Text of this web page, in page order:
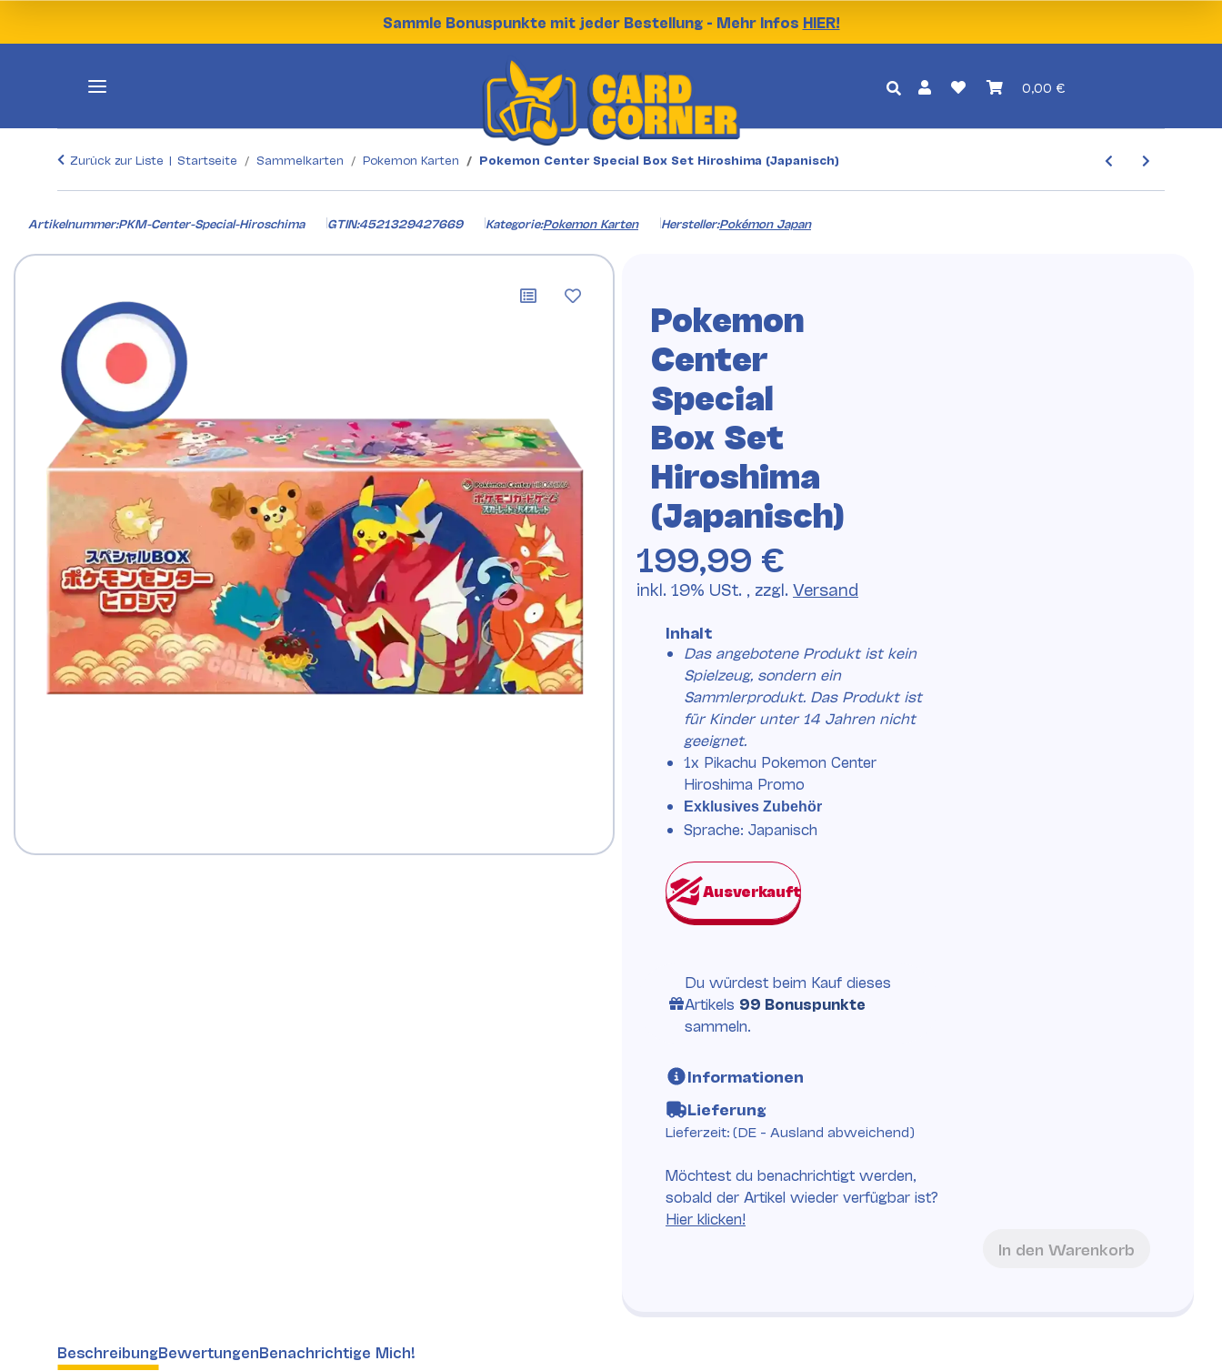
Sammle Bonuspunkte mit jeder Bestellung - Mehr Infos HIER!
0,00 €
Zurück zur Liste Startseite Sammelkarten Pokemon Karten Pokemon Center Special Box Set Hiroshima (Japanisch)
Artikelnummer:PKM-Center-Special-Hiroschima GTIN:4521329427669 Kategorie:Pokemon Karten Hersteller:Pokémon Japan
Pokemon
Center
Special
Box Set
Hiroshima
(Japanisch)
199,99 €
inkl. 19% USt. , zzgl. Versand
Inhalt
Das angebotene Produkt ist kein
Spielzeug, sondern ein
Sammlerprodukt. Das Produkt ist
für Kinder unter 14 Jahren nicht
geeignet.
1x Pikachu Pokemon Center
Hiroshima Promo
Exklusives Zubehör
Sprache: Japanisch
Möchtest du benachrichtigt werden,
sobald der Artikel wieder verfügbar ist?
Hier klicken!
In den Warenkorb
Informationen
Lieferung
Lieferzeit: (DE - Ausland abweichend)
Du würdest beim Kauf dieses
Artikels 99 Bonuspunkte
sammeln.
weitere Registerkarten anzeigen
BeschreibungBewertungenBenachrichtige Mich!